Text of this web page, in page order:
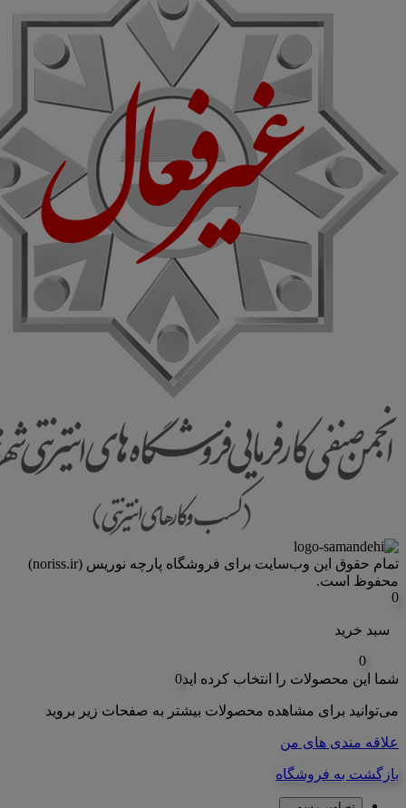
تمام حقوق اين وب‌سايت برای فروشگاه پارچه نوریس (noriss.ir)
محفوظ است.
0
سبد خرید
0
شما این محصولات را انتخاب کرده اید0
می‌توانید برای مشاهده محصولات بیشتر به صفحات زیر بروید
علاقه مندی های من
بازگشت به فروشگاه